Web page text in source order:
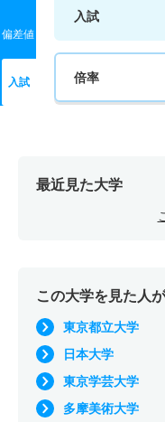
偏差値
入試
入試
倍率
最近見た大学
この大学を見た人
東京都立大学
日本大学
東京学芸大学
多摩美術大学